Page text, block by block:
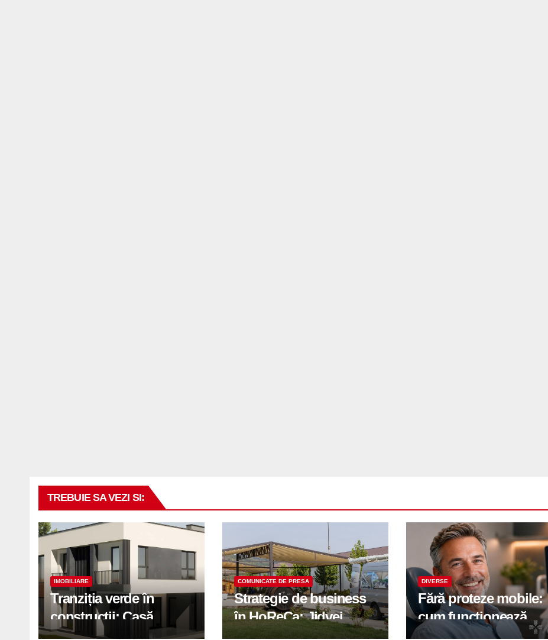
TREBUIE SA VEZI SI:
IMOBILIARE
Tranziția verde în
construcții: Casă
modernă cu structură
COMUNICATE DE PRESA
Strategie de business
în HoReCa: Jidvei
transformă terasele în
DIVERSE
Fără proteze mobile:
cum funcționează
reabilitarea completă